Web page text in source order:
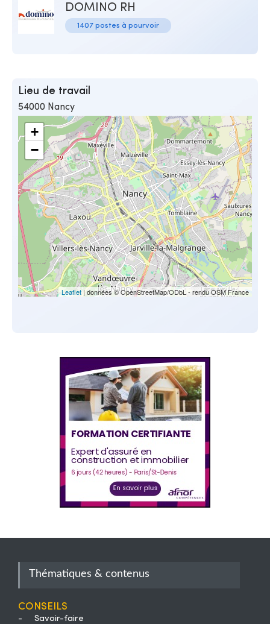
DOMINO RH
1407 postes à pourvoir
Lieu de travail
54000 Nancy
+
−
Leaflet| données © OpenStreetMap/ODbL - rendu OSM France
Thématiques & contenus
Conseils
-
Savoir-faire